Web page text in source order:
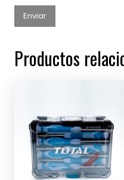
Productos